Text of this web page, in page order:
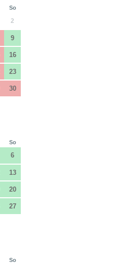
So
2
9
16
23
30
So
6
13
20
27
So